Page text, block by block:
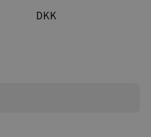
DKK